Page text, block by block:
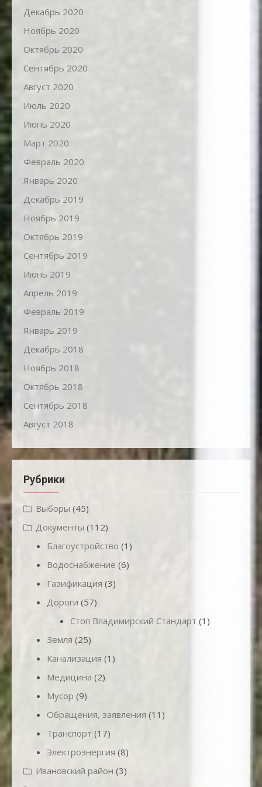
Декабрь 2020
Ноябрь 2020
Октябрь 2020
Сентябрь 2020
Август 2020
Июль 2020
Июнь 2020
Март 2020
Февраль 2020
Январь 2020
Декабрь 2019
Ноябрь 2019
Октябрь 2019
Сентябрь 2019
Июнь 2019
Апрель 2019
Февраль 2019
Январь 2019
Декабрь 2018
Ноябрь 2018
Октябрь 2018
Сентябрь 2018
Август 2018
Рубрики
Выборы (45)
Документы (112)
Благоустройство (1)
Водоснабжение (6)
Газификация (3)
Дороги (57)
Стоп Владимирский Стандарт (1)
Земля (25)
Канализация (1)
Медицина (2)
Мусор (9)
Обращения, заявления (11)
Транспорт (17)
Электроэнергия (8)
Ивановский район (3)